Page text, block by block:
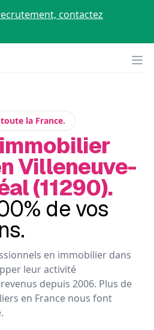
contactez
la France.
Villeneuve-
(11290).
de vos
en immobilier dans
leur activité
depuis 2006. Plus de
en France nous font